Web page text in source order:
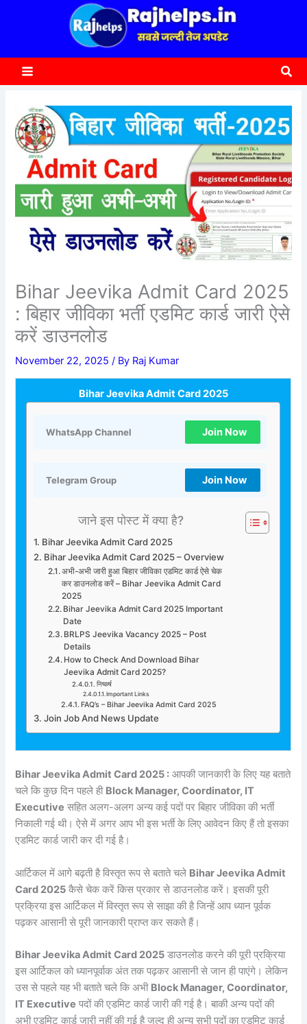
Bihar Jeevika Admit Card 2025
: बिहार जीविका भर्ती एडमिट कार्ड जारी ऐसे
करें डाउनलोड
November 22, 2025/ By Raj Kumar
Bihar Jeevika Admit Card 2025
WhatsApp Channel Join Now
Telegram Group Join Now
जाने इस पोस्ट में क्या है?
Bihar Jeevika Admit Card 2025
Bihar Jeevika Admit Card 2025 – Overview
अभी-अभी जारी हुआ बिहार जीविका एडमिट कार्ड ऐसे चेक
कर डाउनलोड करें – Bihar Jeevika Admit Card
2025
Bihar Jeevika Admit Card 2025 Important
Date
BRLPS Jeevika Vacancy 2025 – Post
Details
How to Check And Download Bihar
Jeevika Admit Card 2025?
निष्कर्ष
Important Links
FAQ’s – Bihar Jeevika Admit Card 2025
Join Job And News Update
Bihar Jeevika Admit Card 2025 : आपकी जानकारी के लिए यह बताते
चले कि कुछ दिन पहले ही Block Manager, Coordinator, IT
Executive सहित अलग-अलग अन्य कई पदों पर बिहार जीविका की भर्ती
निकाली गई थी। ऐसे में अगर आप भी इस भर्ती के लिए आवेदन किए हैं तो इसका
एडमिट कार्ड जारी कर दी गई है।
आर्टिकल में आगे बढ़ती है विस्तृत रूप से बताते चले Bihar Jeevika Admit
Card 2025 कैसे चेक करें किस प्रकार से डाउनलोड करें। इसकी पूरी
प्रक्रिया इस आर्टिकल में विस्तृत रूप से साझा की है जिन्हें आप ध्यान पूर्वक
पढ़कर आसानी से पूरी जानकारी प्राप्त कर सकते हैं।
Bihar Jeevika Admit Card 2025 डाउनलोड करने की पूरी प्रक्रिया
इस आर्टिकल को ध्यानपूर्वाक अंत तक पढ़कर आसानी से जान ही पाएंगे। लेकिन
उस से पहले यह भी बताते चले कि अभी Block Manager, Coordinator,
IT Executive पदों की एडमिट कार्ड जारी की गई है। बाकी अन्य पदों की
अभी एडमिट कार्ड जारी नहीं की गई है जल्द ही अन्य सभी पदों का एडमिट कार्ड
c